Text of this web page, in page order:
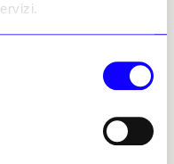
una ripresa e
di Bruges. I
e l’immobilità